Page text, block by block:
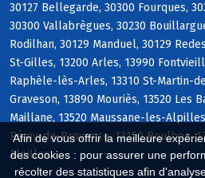
Afin de vous offrir la meilleure
des cookies : pour assurer une
récolter des statistiques afin
30127 Bellegarde, 30300 Fourques,
30300 Vallabrègues, 30230
Rodilhan, 30129 Manduel, 30129
St-Gilles, 13200 Arles, 13990
Raphèle-lès-Arles, 13310 St-Martin-
Graveson, 13890 Mouriès, 13520 Les
Maillane, 13520 Maussane-les-
Rémy-de-Provence, 13150 Boulbon,
Alpilles